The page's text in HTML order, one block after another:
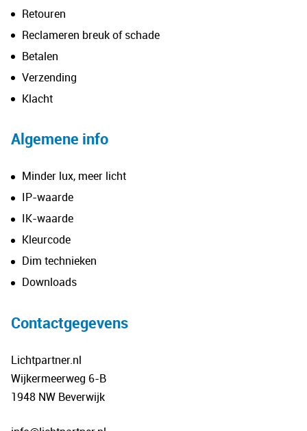
Retouren
Reclameren breuk of schade
Betalen
Verzending
Klacht
Algemene info
Minder lux, meer licht
IP-waarde
IK-waarde
Kleurcode
Dim technieken
Downloads
Contactgegevens
Lichtpartner.nl
Wijkermeerweg 6-B
1948 NW Beverwijk